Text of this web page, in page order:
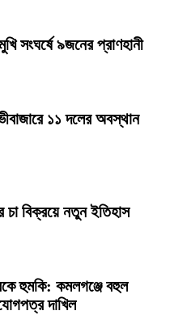
সংঘর্ষে ৯জনের প্রাণহানী
১১ দলের অবস্থান
চা বিক্রয়ে নতুন ইতিহাস
হুমকি: কমলগঞ্জে বহুল
দাখিল